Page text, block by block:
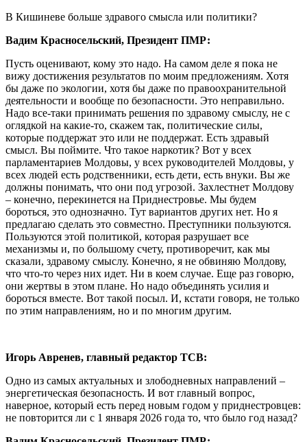
В Кишиневе больше здравого смысла или политики?
Вадим Красносельский, Президент ПМР:
Пусть оценивают, кому это надо. На самом деле я пока не
вижу достижения результатов по моим предложениям. Хотя
бы даже по экологии, хотя бы даже по правоохранительной
деятельности и вообще по безопасности. Это неправильно.
Надо все-таки принимать решения по здравому смыслу, не с
оглядкой на какие-то, скажем так, политические силы,
которые поддержат это или не поддержат. Есть здравый
смысл. Вы поймите. Что такое наркотик? Вот у всех
парламентариев Молдовы, у всех руководителей Молдовы, у
всех людей есть родственники, есть дети, есть внуки. Вы же
должны понимать, что они под угрозой. Захлестнет Молдову
– конечно, перекинется на Приднестровье. Мы будем
бороться, это однозначно. Тут вариантов других нет. Но я
предлагаю сделать это совместно. Преступники пользуются.
Пользуются этой политикой, которая разрушает все
механизмы и, по большому счету, противоречит, как мы
сказали, здравому смыслу. Конечно, я не обвиняю Молдову,
что что-то через них идет. Ни в коем случае. Еще раз говорю,
они жертвы в этом плане. Но надо объединять усилия и
бороться вместе. Вот такой посыл. И, кстати говоря, не только
по этим направлениям, но и по многим другим.
Игорь Авренев, главный редактор ТСВ:
Одно из самых актуальных и злободневных направлений –
энергетическая безопасность. И вот главный вопрос,
наверное, который есть перед новым годом у приднестровцев:
не повторится ли с 1 января 2026 года то, что было год назад?